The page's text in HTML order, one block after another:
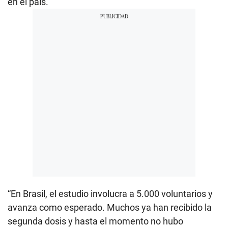
“En Brasil, el estudio involucra a 5.000 voluntarios y
avanza como esperado. Muchos ya han recibido la
segunda dosis y hasta el momento no hubo